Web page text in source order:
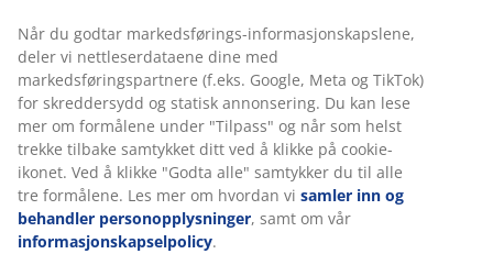
Fremhev stuens høyde med lange
gardiner
Har du en stue med god takhøyde, kan du understreke
rommets takhøyde ved å la lange gardiner starte et
stykke over vinduet. Rom med god takhøyde virker
Når du godtar markedsførings-informasjonskapslene,
deler vi nettleserdataene dine med
markedsføringspartnere (f.eks. Google, Meta og TikTok)
for skreddersydd og statisk annonsering. Du kan lese
mer om formålene under "Tilpass" og når som helst
trekke tilbake samtykket ditt ved å klikke på cookie-
ikonet. Ved å klikke "Godta alle" samtykker du til alle
tre formålene. Les mer om hvordan vi samler inn og
behandler personopplysninger, samt om vår
informasjonskapselpolicy.